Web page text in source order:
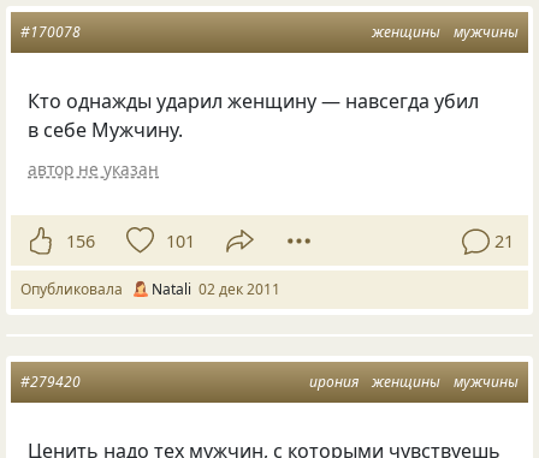
женщины мужчины
#170078
Кто однажды ударил женщину — навсегда убил
в себе Мужчину.
автор не указан
156 101 21
Опубликовала Natali 02 дек 2011
ирония женщины мужчины
#279420
Ценить надо тех мужчин, с которыми чувствуешь